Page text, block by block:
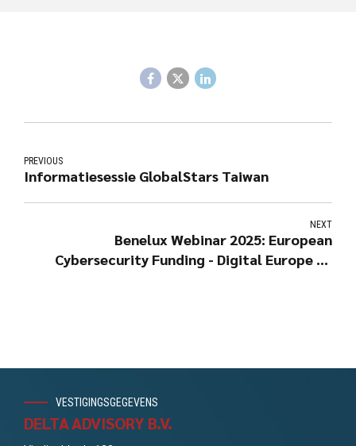
PREVIOUS
Informatiesessie GlobalStars Taiwan
NEXT
Benelux Webinar 2025: European
Cybersecurity Funding - Digital Europe en
VESTIGINGSGEGEVENS
DELTA ADVISORY B.V.